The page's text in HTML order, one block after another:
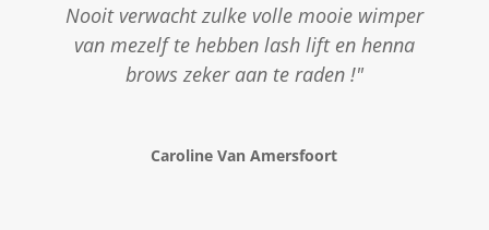
Nooit verwacht zulke volle mooie wimper
van mezelf te hebben lash lift en henna
brows zeker aan te raden !"
Caroline Van Amersfoort